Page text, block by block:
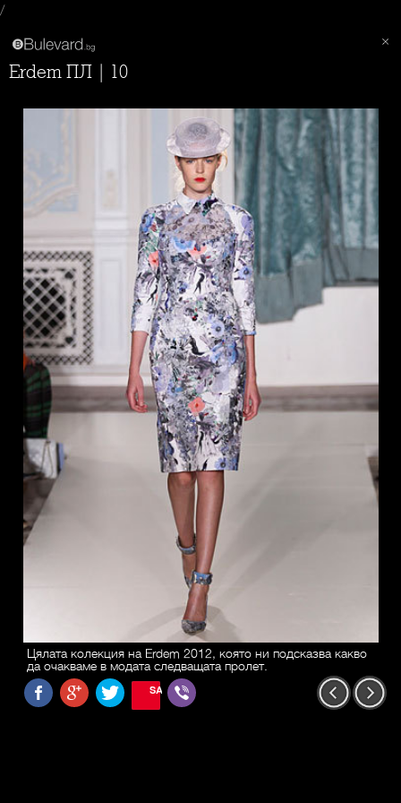
/
Erdem ПЛ | 10
Цялата колекция на Erdem 2012, която ни подсказва какво
да очакваме в модата следващата пролет.
SAVE